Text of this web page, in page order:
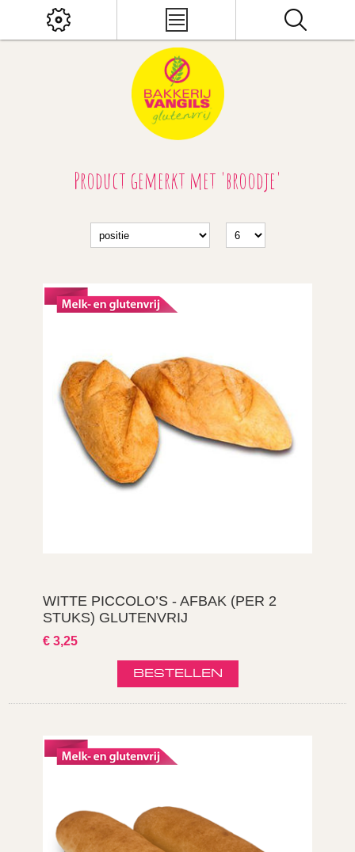
Product gemerkt met 'broodje'
WITTE PICCOLO’S - AFBAK (PER 2
STUKS) GLUTENVRIJ
€ 3,25